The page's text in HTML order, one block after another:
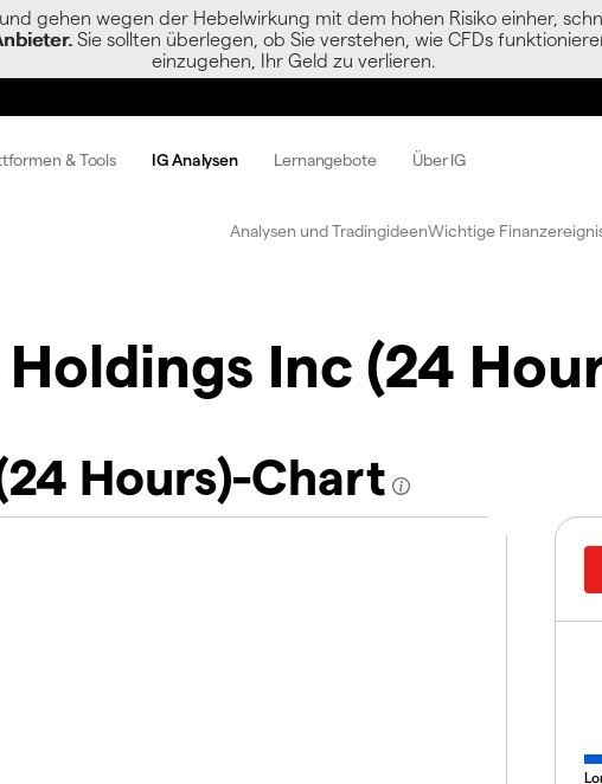
gehen wegen der Hebelwirkung mit dem hohen Risiko einher,
Sie sollten überlegen, ob Sie verstehen, wie CFDs
einzugehen, Ihr Geld zu verlieren.
& Tools IG Analysen Lernangebote Über IG
Analysen und TradingideenWichtige
Holdings Inc (24
Hours)-Chart